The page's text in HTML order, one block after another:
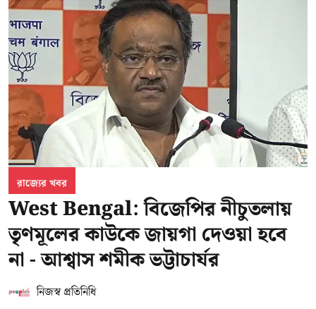
রাজ্যের খবর
West Bengal: বিজেপির নীচুতলায়
তৃণমূলের কাউকে জায়গা দেওয়া হবে
না - আশ্বাস শমীক ভট্টাচার্যর
নিজস্ব প্রতিনিধি